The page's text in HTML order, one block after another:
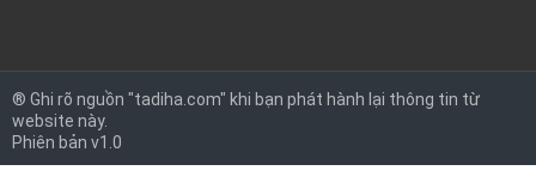
® Ghi rõ nguồn "tadiha.com" khi bạn phát hành lại thông tin từ
website này.
Phiên bản v1.0